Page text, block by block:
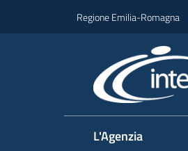
Regione Emilia-Romagna
L'Agenzia